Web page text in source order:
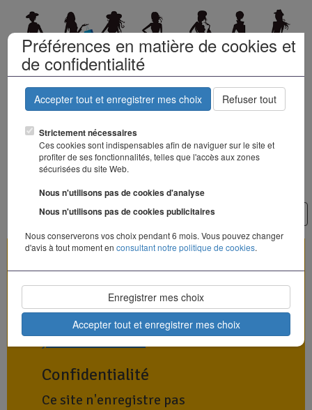
Préférences en matière de cookies et
de confidentialité
Accepter tout et enregistrer mes choix Refuser tout
Strictement nécessaires
Ces cookies sont indispensables afin de naviguer sur le site et
profiter de ses fonctionnalités, telles que l'accès aux zones
sécurisées du site Web.
Nous n'utilisons pas de cookies d'analyse
Nous n'utilisons pas de cookies publicitaires
Nous conserverons vos choix pendant 6 mois. Vous pouvez changer
d'avis à tout moment enconsultant notre politique de cookies.
Enregistrer mes choix
Accepter tout et enregistrer mes choix
Le dressing de
la mode
Ce site a été réalisé avec
jeboostemaboite™.
Confidentialité
Ce site n'enregistre pas